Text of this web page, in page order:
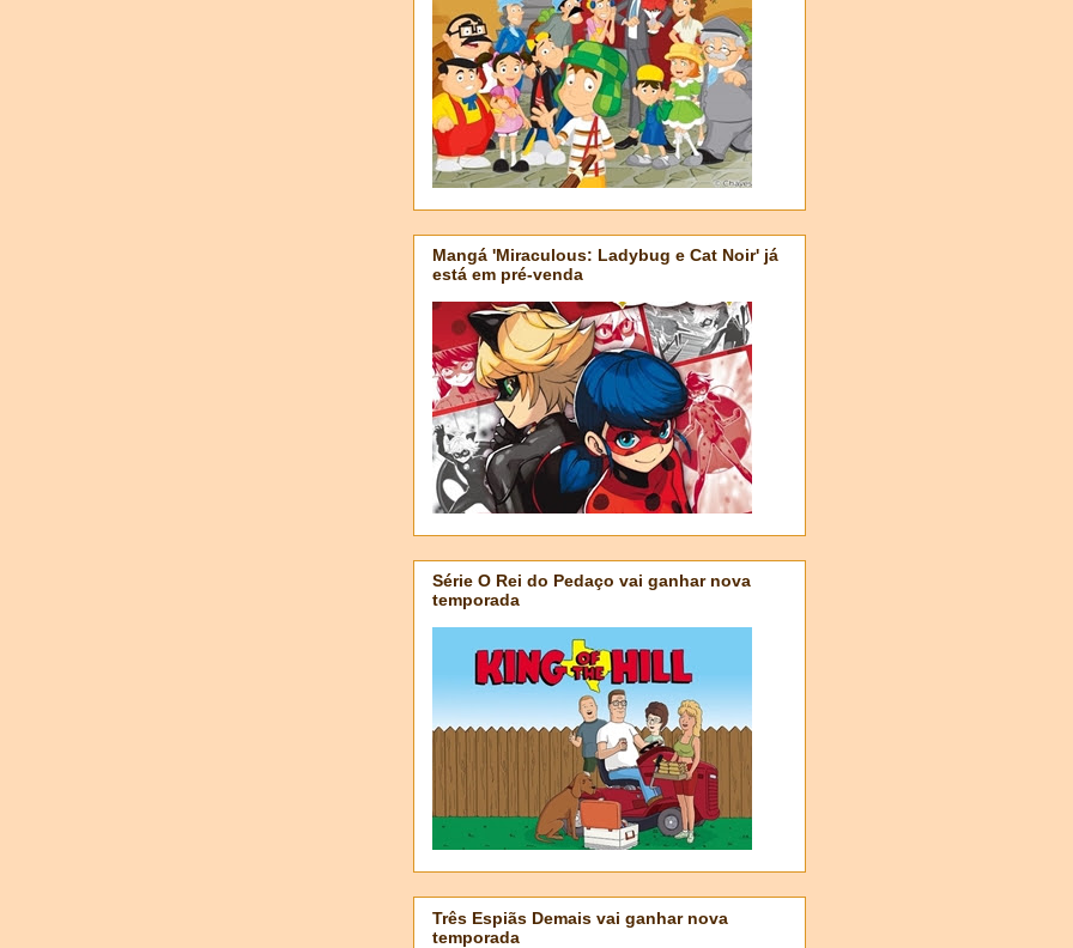
Mangá 'Miraculous: Ladybug e Cat Noir' já
está em pré-venda
Série O Rei do Pedaço vai ganhar nova
temporada
Três Espiãs Demais vai ganhar nova
temporada